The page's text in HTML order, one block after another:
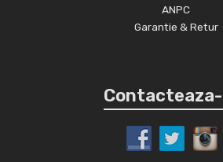
ANPC
Garantie & Retur